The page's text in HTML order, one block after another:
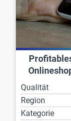
Qualität
Region
Kategorie